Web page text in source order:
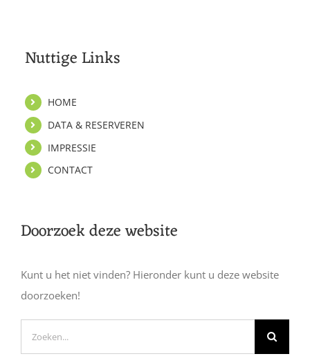
Nuttige Links
HOME
DATA & RESERVEREN
IMPRESSIE
CONTACT
Doorzoek deze website
Kunt u het niet vinden? Hieronder kunt u deze website
doorzoeken!